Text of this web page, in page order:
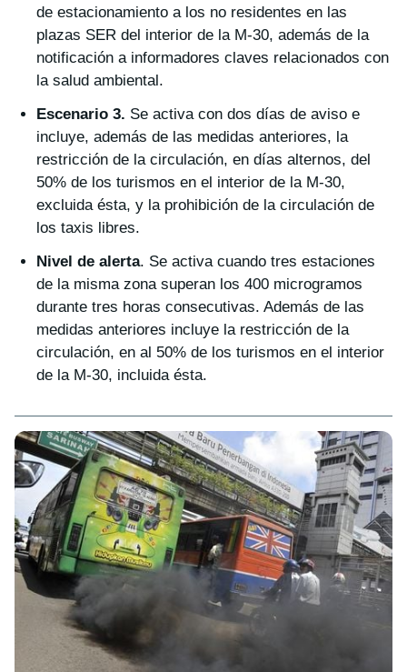
de estacionamiento a los no residentes en las
plazas SER del interior de la M-30, además de la
notificación a informadores claves relacionados con
la salud ambiental.
Escenario 3. Se activa con dos días de aviso e
incluye, además de las medidas anteriores, la
restricción de la circulación, en días alternos, del
50% de los turismos en el interior de la M-30,
excluida ésta, y la prohibición de la circulación de
los taxis libres.
Nivel de alerta. Se activa cuando tres estaciones
de la misma zona superan los 400 microgramos
durante tres horas consecutivas. Además de las
medidas anteriores incluye la restricción de la
circulación, en al 50% de los turismos en el interior
de la M-30, incluida ésta.